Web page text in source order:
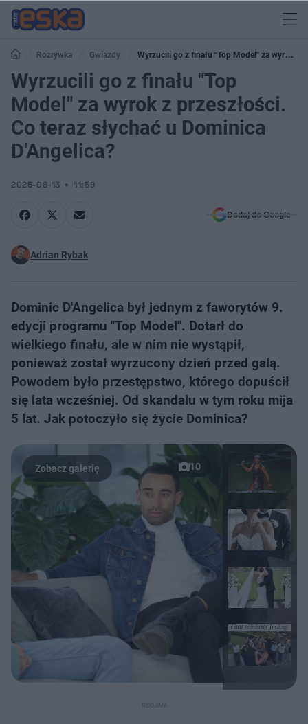
Rozrywka Gwiazdy
Wyrzucili go z finału "Top Model" za wyrok z
przeszłości. Co teraz słychać u Dominica D'Angelica?
Wyrzucili go z finału "Top
Model" za wyrok z przeszłości.
Co teraz słychać u Dominica
D'Angelica?
2025-08-13 11:59
Dodaj do Google
Adrian Rybak
Dominic D'Angelica był jednym z faworytów 9.
edycji programu "Top Model". Dotarł do
wielkiego finału, ale w nim nie wystąpił,
ponieważ został wyrzucony dzień przed galą.
Powodem było przestępstwo, którego dopuścił
się lata wcześniej. Od skandalu w tym roku mija
5 lat. Jak potoczyło się życie Dominica?
10